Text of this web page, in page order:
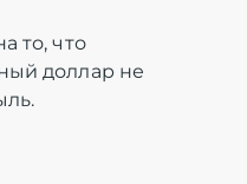
то, что
доллар не